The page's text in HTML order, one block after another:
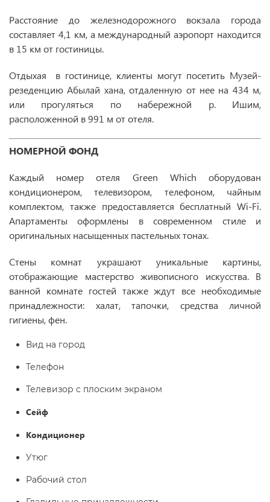
Расстояние до железнодорожного вокзала города
составляет 4,1 км, а международный аэропорт находится
в 15 км от гостиницы.
Отдыхая в гостинице, клиенты могут посетить Музей-
резеденцию Абылай хана, отдаленную от нее на 434 м,
или прогуляться по набережной р. Ишим,
расположенной в 991 м от отеля.
НОМЕРНОЙ ФОНД
Каждый номер отеля Green Which оборудован
кондиционером, телевизором, телефоном, чайным
комплектом, также предоставляется бесплатный Wi-Fi.
Апартаменты оформлены в современном стиле и
оригинальных насыщенных пастельных тонах.
Стены комнат украшают уникальные картины,
отображающие мастерство живописного искусства. В
ванной комнате гостей также ждут все необходимые
принадлежности: халат, тапочки, средства личной
гигиены, фен.
Вид на город
Телефон
Телевизор с плоским экраном
Сейф
Кондиционер
Утюг
Рабочий стол